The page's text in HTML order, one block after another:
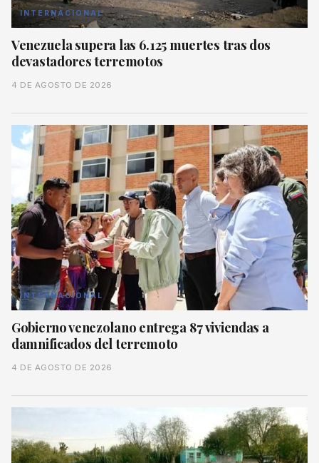
INTERNACIONAL
Venezuela supera las 6.125 muertes tras dos
devastadores terremotos
4 DE AGOSTO DE 2026
INTERNACIONAL
Gobierno venezolano entrega 87 viviendas a
damnificados del terremoto
4 DE AGOSTO DE 2026